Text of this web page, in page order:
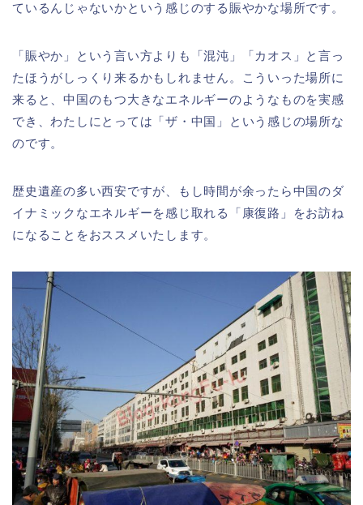
ているんじゃないかという感じのする賑やかな場所です。
「賑やか」という言い方よりも「混沌」「カオス」と言っ
たほうがしっくり来るかもしれません。こういった場所に
来ると、中国のもつ大きなエネルギーのようなものを実感
でき、わたしにとっては「ザ・中国」という感じの場所な
のです。
歴史遺産の多い西安ですが、もし時間が余ったら中国のダ
イナミックなエネルギーを感じ取れる「康復路」をお訪ね
になることをおススメいたします。